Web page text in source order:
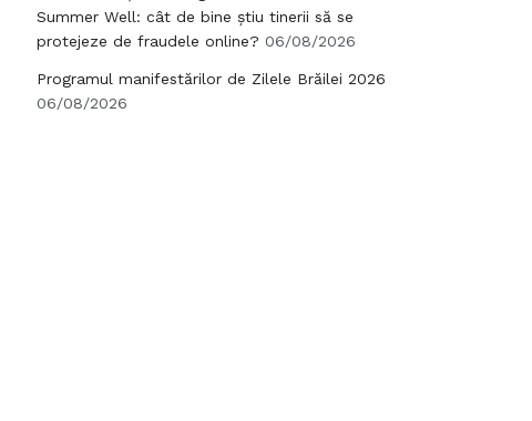
Summer Well: cât de bine știu tinerii să se
protejeze de fraudele online? 06/08/2026
Programul manifestărilor de Zilele Brăilei 2026
06/08/2026